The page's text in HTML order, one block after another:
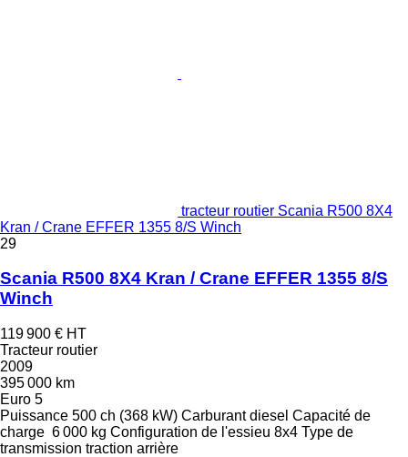
tracteur routier Scania R500 8X4
Kran / Crane EFFER 1355 8/S Winch
29
Scania R500 8X4 Kran / Crane EFFER 1355 8/S
Winch
119 900 € HT
Tracteur routier
2009
395 000 km
Euro 5
Puissance 500 ch (368 kW) Carburant diesel Capacité de
charge 6 000 kg Configuration de l'essieu 8x4 Type de
transmission traction arrière